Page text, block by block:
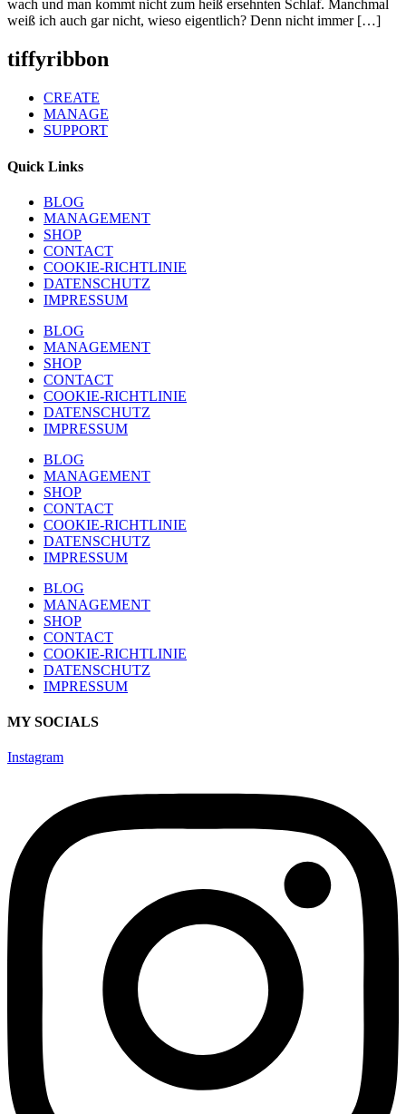
wach und man kommt nicht zum heiß ersehnten Schlaf. Manchmal
weiß ich auch gar nicht, wieso eigentlich? Denn nicht immer […]
tiffyribbon
CREATE
MANAGE
SUPPORT
Quick Links
BLOG
MANAGEMENT
SHOP
CONTACT
COOKIE-RICHTLINIE
DATENSCHUTZ
IMPRESSUM
BLOG
MANAGEMENT
SHOP
CONTACT
COOKIE-RICHTLINIE
DATENSCHUTZ
IMPRESSUM
BLOG
MANAGEMENT
SHOP
CONTACT
COOKIE-RICHTLINIE
DATENSCHUTZ
IMPRESSUM
BLOG
MANAGEMENT
SHOP
CONTACT
COOKIE-RICHTLINIE
DATENSCHUTZ
IMPRESSUM
MY SOCIALS
Instagram